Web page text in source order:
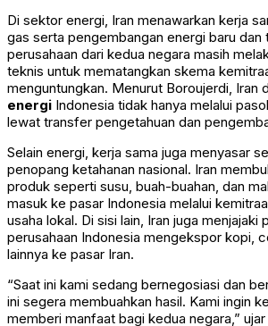
Di sektor energi, Iran menawarkan kerja
gas serta pengembangan energi baru dan
perusahaan dari kedua negara masih
teknis untuk mematangkan skema
menguntungkan. Menurut Boroujerdi, Iran
energi Indonesia tidak hanya melalui
lewat transfer pengetahuan dan
Selain energi, kerja sama juga menyasar
penopang ketahanan nasional. Iran
produk seperti susu, buah-buahan, dan
masuk ke pasar Indonesia melalui
usaha lokal. Di sisi lain, Iran juga menjajaki
perusahaan Indonesia mengekspor kopi,
lainnya ke pasar Iran.
“Saat ini kami sedang bernegosiasi dan
ini segera membuahkan hasil. Kami ingin
memberi manfaat bagi kedua negara,”